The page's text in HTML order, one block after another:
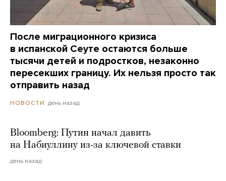
После миграционного кризиса
в испанской Сеуте остаются больше
тысячи детей и подростков, незаконно
пересекших границу. Их нельзя просто так
отправить назад
НОВОСТИ день назад
Bloomberg: Путин начал давить
на Набиуллину из-за ключевой ставки
день назад